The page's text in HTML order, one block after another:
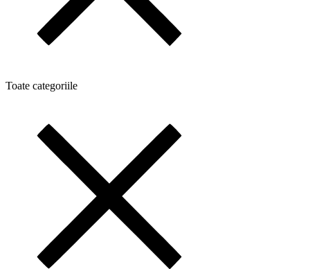
Toate categoriile